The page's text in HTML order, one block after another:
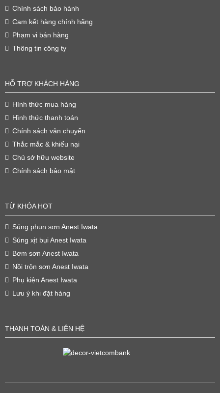
Chính sách bảo hành
Cam kết hàng chính hãng
Phạm vi bán hàng
Thông tin công ty
HỖ TRỢ KHÁCH HÀNG
Hình thức mua hàng
Hình thức thanh toán
Chính sách vận chuyển
Thắc mắc & khiếu nại
Chủ sở hữu website
Chính sách bảo mật
TỪ KHÓA HOT
Súng phun sơn Anest Iwata
Súng xịt bụi Anest Iwata
Bơm sơn Anest Iwata
Nồi trộn sơn Anest Iwata
Phụ kiện Anest Iwata
Lưu ý khi đặt hàng
THANH TOÁN & LIÊN HỆ